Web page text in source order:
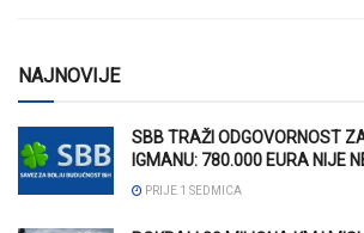
NAJNOVIJE
SBB TRAŽI ODGOVORNOST
IGMANU: 780.000 EURA NIJE
PRIJE 1 SEDMICA